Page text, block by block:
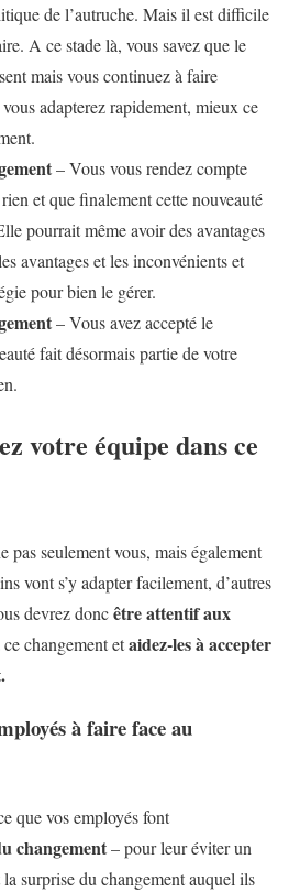
de l’autruche. Mais il est difficile
A ce stade là, vous savez que le
mais vous continuez à faire
adapterez rapidement, mieux ce
– Vous vous rendez compte
et que finalement cette nouveauté
pourrait même avoir des avantages
avantages et les inconvénients et
pour bien le gérer.
– Vous avez accepté le
fait désormais partie de votre
votre équipe dans ce
pas seulement vous, mais également
vont s’y adapter facilement, d’autres
devrez doncêtre attentif aux
ce changement etaidez-les à accepter
à faire face au
que vos employés font
changement– pour leur éviter un
surprise du changement auquel ils